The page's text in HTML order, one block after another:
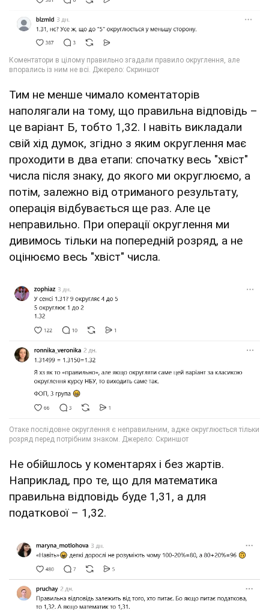
Тим не менше чимало коментаторів
наполягали на тому, що правильна відповідь –
це варіант Б, тобто 1,32. І навіть викладали
свій хід думок, згідно з яким округлення має
проходити в два етапи: спочатку весь "хвіст"
числа після знаку, до якого ми округлюємо, а
потім, залежно від отриманого результату,
операція відбувається ще раз. Але це
неправильно. При операції округлення ми
дивимось тільки на попередній розряд, а не
оцінюємо весь "хвіст" числа.
Не обійшлось у коментарях і без жартів.
Наприклад, про те, що для математика
правильна відповідь буде 1,31, а для
податкової – 1,32.